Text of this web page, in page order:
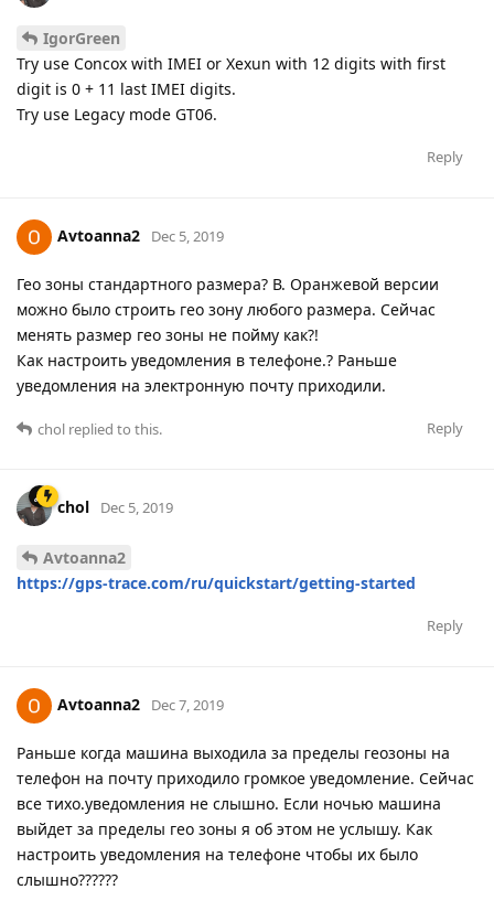
IgorGreen
Try use Concox with IMEI or Xexun with 12 digits with first
digit is 0 + 11 last IMEI digits.
Try use Legacy mode GT06.
Reply
Avtoanna2 Dec 5, 2019
Гео зоны стандартного размера? В. Оранжевой версии
можно было строить гео зону любого размера. Сейчас
менять размер гео зоны не пойму как?!
Как настроить уведомления в телефоне.? Раньше
уведомления на электронную почту приходили.
Reply
chol replied to this.
chol Dec 5, 2019
Avtoanna2
https://gps-trace.com/ru/quickstart/getting-started
Reply
Avtoanna2 Dec 7, 2019
Раньше когда машина выходила за пределы геозоны на
телефон на почту приходило громкое уведомление. Сейчас
все тихо.уведомления не слышно. Если ночью машина
выйдет за пределы гео зоны я об этом не услышу. Как
настроить уведомления на телефоне чтобы их было
слышно??????